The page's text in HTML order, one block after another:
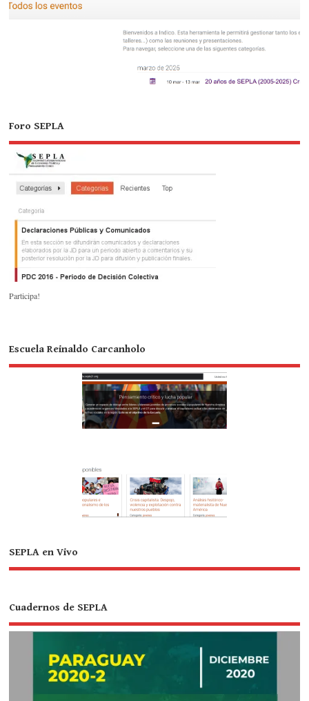
Foro SEPLA
Participa!
Escuela Reinaldo Carcanholo
SEPLA en Vivo
Cuadernos de SEPLA